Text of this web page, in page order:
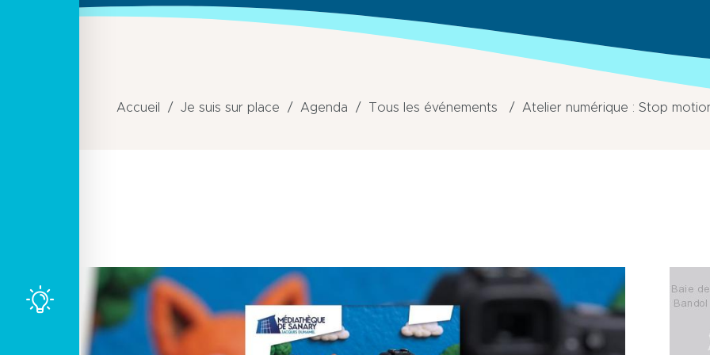
Accueil Je suis sur place Agenda Tous les événements Atelier numérique : Stop